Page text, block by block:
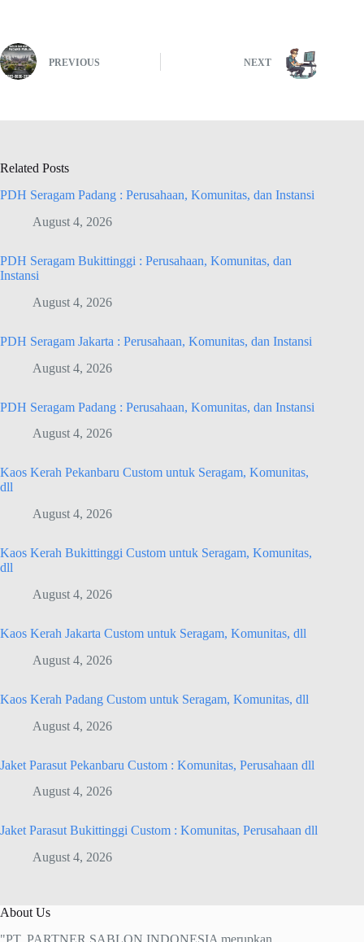
PREVIOUS NEXT
Related Posts
PDH Seragam Padang : Perusahaan, Komunitas, dan Instansi
August 4, 2026
PDH Seragam Bukittinggi : Perusahaan, Komunitas, dan
Instansi
August 4, 2026
PDH Seragam Jakarta : Perusahaan, Komunitas, dan Instansi
August 4, 2026
PDH Seragam Padang : Perusahaan, Komunitas, dan Instansi
August 4, 2026
Kaos Kerah Pekanbaru Custom untuk Seragam, Komunitas,
dll
August 4, 2026
Kaos Kerah Bukittinggi Custom untuk Seragam, Komunitas,
dll
August 4, 2026
Kaos Kerah Jakarta Custom untuk Seragam, Komunitas, dll
August 4, 2026
Kaos Kerah Padang Custom untuk Seragam, Komunitas, dll
August 4, 2026
Jaket Parasut Pekanbaru Custom : Komunitas, Perusahaan dll
August 4, 2026
Jaket Parasut Bukittinggi Custom : Komunitas, Perusahaan dll
August 4, 2026
About Us
"PT. PARTNER SABLON INDONESIA merupkan